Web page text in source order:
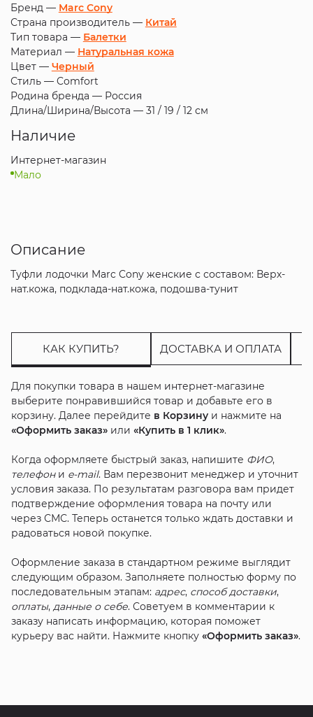
Бренд — Marc Cony
Страна производитель — Китай
Тип товара — Балетки
Материал — Натуральная кожа
Цвет — Черный
Стиль — Comfort
Родина бренда — Россия
Длина/Ширина/Высота — 31 / 19 / 12 см
Наличие
Интернет-магазин
Мало
Описание
Туфли лодочки Marc Cony женские с составом: Верх-
нат.кожа, подклада-нат.кожа, подошва-тунит
КАК КУПИТЬ? ДОСТАВКА И ОПЛАТА
Для покупки товара в нашем интернет-магазине
выберите понравившийся товар и добавьте его в
корзину. Далее перейдите в Корзинуи нажмите на
«Оформить заказ»или «Купить в 1 клик».
Когда оформляете быстрый заказ, напишите ФИО,
телефони e-mail. Вам перезвонит менеджер и уточнит
условия заказа. По результатам разговора вам придет
подтверждение оформления товара на почту или
через СМС. Теперь останется только ждать доставки и
радоваться новой покупке.
Оформление заказа в стандартном режиме выглядит
следующим образом. Заполняете полностью форму по
последовательным этапам: адрес, способ доставки,
оплаты, данные о себе. Советуем в комментарии к
заказу написать информацию, которая поможет
курьеру вас найти. Нажмите кнопку «Оформить заказ».